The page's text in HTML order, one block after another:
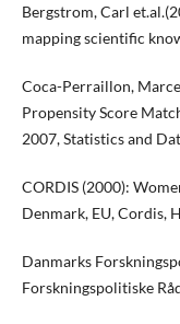
Bergstrom, Carl
mapping scientific
Coca-Perraillon,
Propensity Score
2007, Statistics and
CORDIS (2000):
Denmark, EU, Cordis,
Danmarks
Forskningspolitiske